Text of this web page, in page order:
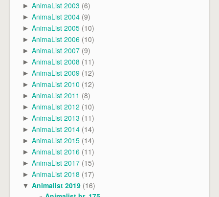
► AnimaList 2003 (6)
► AnimaList 2004 (9)
► AnimaList 2005 (10)
► AnimaList 2006 (10)
► AnimaList 2007 (9)
► AnimaList 2008 (11)
► AnimaList 2009 (12)
► AnimaList 2010 (12)
► AnimaList 2011 (8)
► AnimaList 2012 (10)
► AnimaList 2013 (11)
► AnimaList 2014 (14)
► AnimaList 2015 (14)
► AnimaList 2016 (11)
► AnimaList 2017 (15)
► AnimaList 2018 (17)
▼ Animalist 2019 (16)